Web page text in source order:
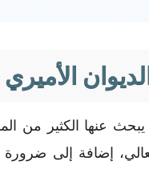
يبحث عنها الكثير
إضافة إلى